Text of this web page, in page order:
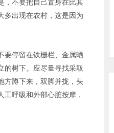
，不要把自己置身在比其
多出现在农村，这是因为
要停留在铁栅栏、金属晒
的树下。应尽量寻找采取
方蹲下来，双脚并拢，头
呼吸和外部心脏按摩，